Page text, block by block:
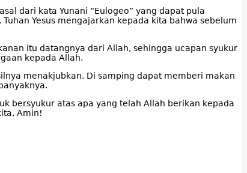
dari kata Yunani “Eulogeo” yang dapat pula
Yesus mengajarkan kepada kita bahwa sebelum
itu datangnya dari Allah, sehingga ucapan syukur
kepada Allah.
menakjubkan. Di samping dapat memberi makan
bersyukur atas apa yang telah Allah berikan kepada
Amin!